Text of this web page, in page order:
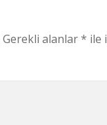
Gerekli alanlar* ile